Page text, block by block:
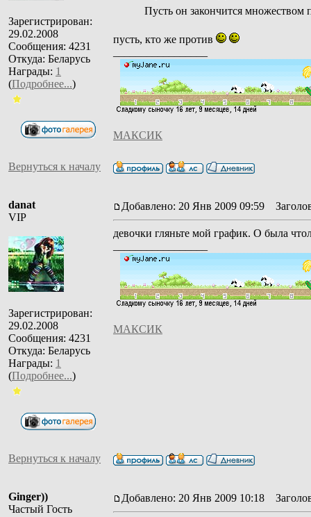
Зарегистрирован:
29.02.2008
Сообщения: 4231
Откуда: Беларусь
Награды: 1
(Подробнее...)
Пусть он закончится множеством
пусть, кто же против
МАКСИК
Вернуться к началу
danat
VIP
Зарегистрирован:
29.02.2008
Сообщения: 4231
Откуда: Беларусь
Награды: 1
(Подробнее...)
Добавлено: 20 Янв 2009 09:59
девочки гляньте мой график. О была
МАКСИК
Вернуться к началу
Ginger))
Частый Гость
Добавлено: 20 Янв 2009 10:18